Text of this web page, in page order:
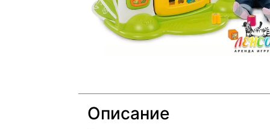
Описание